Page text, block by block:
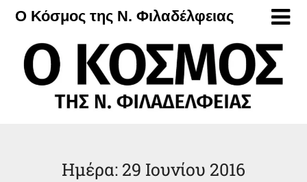
Μετάβαση
περιεχόμενο
Ο Κόσμος της Ν. Φιλαδέλφειας
Ημέρα: 29 Ιουνίου 2016